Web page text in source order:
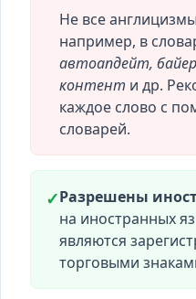
Не все
например, в
автоапдейт,
контент и др.
каждое слово с
словарей.
✓Разрешены
на иностранных
являются
торговыми